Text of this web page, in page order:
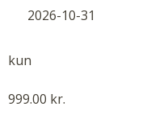
2026-10-31
kun
999.00 kr.